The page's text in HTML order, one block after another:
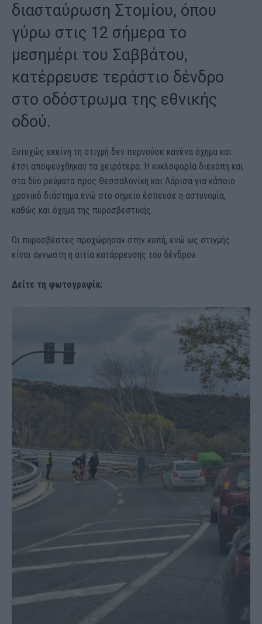
διασταύρωση Στομίου, όπου
γύρω στις 12 σήμερα το
μεσημέρι του Σαββάτου,
κατέρρευσε τεράστιο δένδρο
στο οδόστρωμα της εθνικής
οδού.
Ευτυχώς εκείνη τη στιγμή δεν περνούσε κανένα όχημα και
έτσι αποφεύχθηκαν τα χειρότερα. Η κυκλοφορία διεκόπη και
στα δύο ρεύματα προς Θεσσαλονίκη και Λάρισα για κάποιο
χρονικό διάστημα ενώ στο σημείο έσπευσε η αστυνομία,
καθώς και όχημα της πυροσβεστικής.
Οι πυροσβέστες προχώρησαν στην κοπή, ενώ ως στιγμής
είναι άγνωστη η αιτία κατάρρευσης του δένδρου.
Δείτε τη φωτογραφία: